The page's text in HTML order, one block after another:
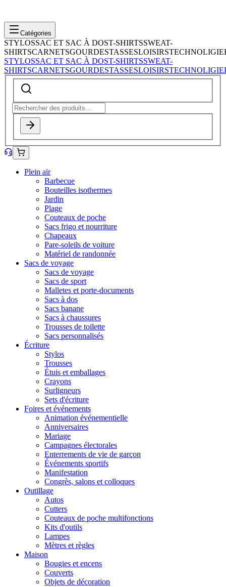
Catégories
STYLOSSAC ET SAC À DOST-SHIRTSSWEAT-
SHIRTSCARNETSGOURDESTASSESLOISIRSTECHNOLIGIE
STYLOSSAC ET SAC À DOST-SHIRTSSWEAT-
SHIRTSCARNETSGOURDESTASSESLOISIRSTECHNOLIGIE
Plein air
Barbecue
Bouteilles isothermes
Jardin
Plage
Couteaux de poche
Sacs frigo et nourriture
Chapeaux
Pare-soleils de voiture
Matériel de randonnée
Sacs de voyage
Sacs de voyage
Sacs de sport
Malletes et porte-documents
Sacs à dos
Sacs banane
Sacs à chaussures
Trousses de toilette
Sacs personnalisés
Écriture
Stylos
Trousses
Étuis et emballages
Crayons
Surligneurs
Sets d'écriture
Foires et événements
Animation événementielle
Anniversaires
Mariage
Campagnes électorales
Enterrements de vie de garçon
Événements sportifs
Manifestation
Congrès, salons et colloques
Outillage
Autos
Cutters
Couteaux de poche multifonctions
Kits d'outils
Lampes
Mètres et règles
Maison
Bougies et encens
Couverts
Objets de décoration